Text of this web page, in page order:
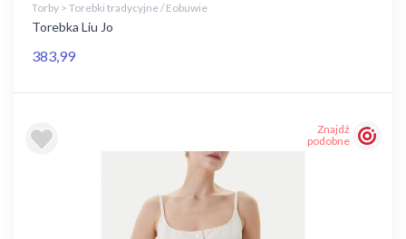
Torby > Torebki tradycyjne / Eobuwie
Torebka Liu Jo
383,99
Znajdź
podobne